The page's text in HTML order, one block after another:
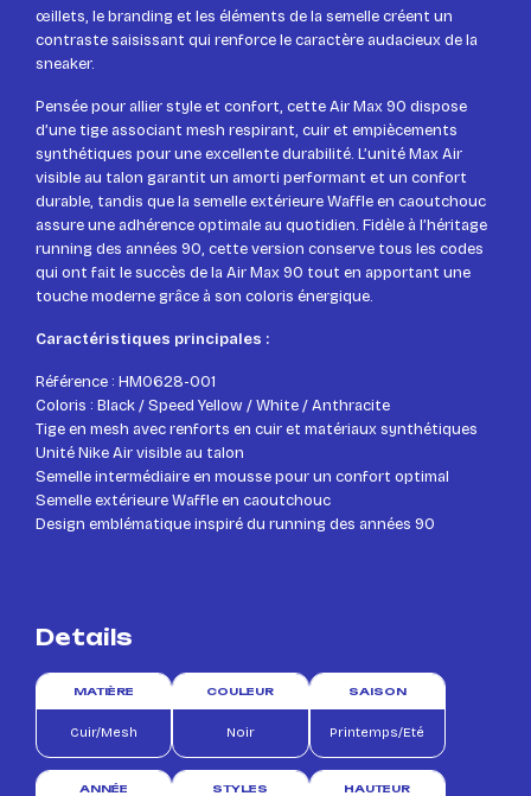
œillets, le branding et les éléments de la semelle créent un
contraste saisissant qui renforce le caractère audacieux de la
sneaker.
Pensée pour allier style et confort, cette Air Max 90 dispose
d’une tige associant mesh respirant, cuir et empiècements
synthétiques pour une excellente durabilité. L’unité Max Air
visible au talon garantit un amorti performant et un confort
durable, tandis que la semelle extérieure Waffle en caoutchouc
assure une adhérence optimale au quotidien. Fidèle à l’héritage
running des années 90, cette version conserve tous les codes
qui ont fait le succès de la Air Max 90 tout en apportant une
touche moderne grâce à son coloris énergique.
Caractéristiques principales :
Référence : HM0628-001
Coloris : Black / Speed Yellow / White / Anthracite
Tige en mesh avec renforts en cuir et matériaux synthétiques
Unité Nike Air visible au talon
Semelle intermédiaire en mousse pour un confort optimal
Semelle extérieure Waffle en caoutchouc
Design emblématique inspiré du running des années 90
Details
MATIÈRE
Cuir/Mesh
COULEUR
Noir
SAISON
Printemps/Eté
ANNÉE STYLES HAUTEUR